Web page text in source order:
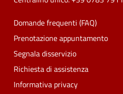
Domande frequenti (FAQ)
Prenotazione appuntamento
Segnala disservizio
Richiesta di assistenza
Informativa privacy